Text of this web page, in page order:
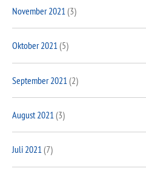
November 2021 (3)
Oktober 2021(5)
September 2021 (2)
August 2021(3)
Juli 2021(7)